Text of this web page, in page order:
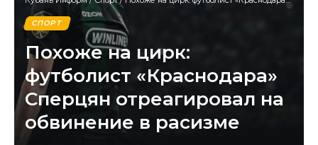
СПОРТ
Похоже на цирк:
футболист «Краснодара»
Сперцян отреагировал на
обвинение в расизме